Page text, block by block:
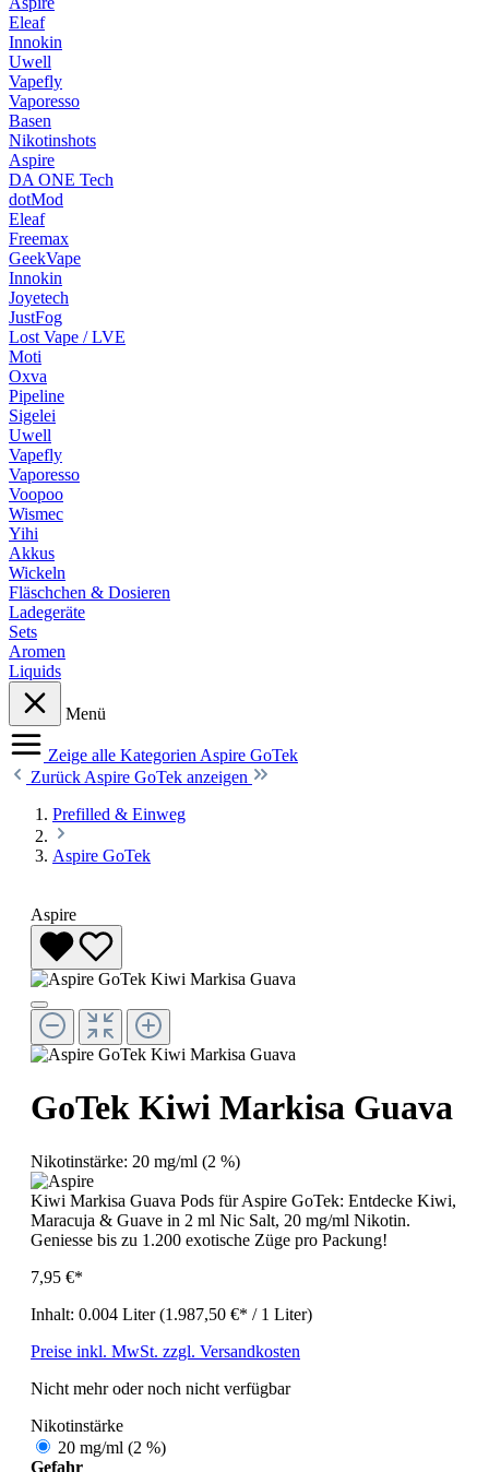
Eleaf
Innokin
Uwell
Vapefly
Vaporesso
Basen
Nikotinshots
Aspire
DA ONE Tech
dotMod
Eleaf
Freemax
GeekVape
Innokin
Joyetech
JustFog
Lost Vape / LVE
Moti
Oxva
Pipeline
Sigelei
Uwell
Vapefly
Vaporesso
Voopoo
Wismec
Yihi
Akkus
Wickeln
Fläschchen & Dosieren
Ladegeräte
Sets
Aromen
Liquids
Menü
Zeige alle Kategorien Aspire GoTek
Zurück Aspire GoTek anzeigen
Prefilled & Einweg
Aspire GoTek
Aspire
GoTek Kiwi Markisa Guava
Nikotinstärke: 20 mg/ml (2 %)
Kiwi Markisa Guava Pods für Aspire GoTek: Entdecke Kiwi,
Maracuja & Guave in 2 ml Nic Salt, 20 mg/ml Nikotin.
Geniesse bis zu 1.200 exotische Züge pro Packung!
7,95 €*
Inhalt: 0.004 Liter(1.987,50 €* / 1 Liter)
Preise inkl. MwSt. zzgl. Versandkosten
Nicht mehr oder noch nicht verfügbar
Nikotinstärke
20 mg/ml (2 %)
Gefahr